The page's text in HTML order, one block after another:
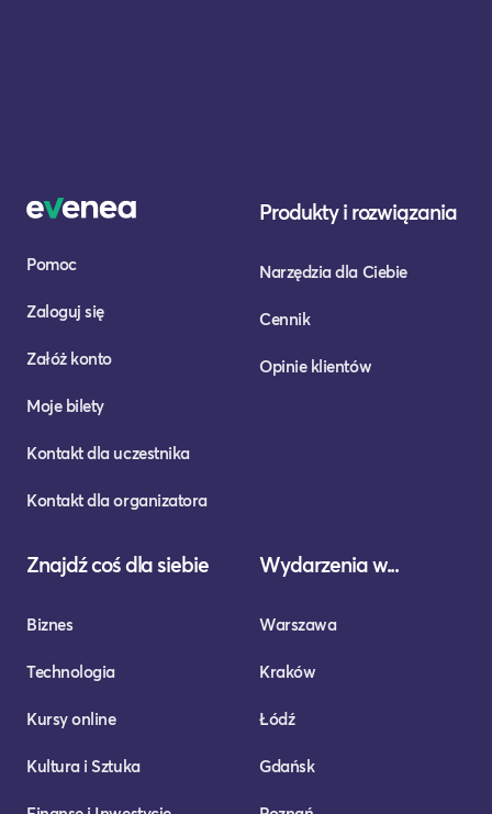
Pomoc
Zaloguj się
Załóż konto
Moje bilety
Kontakt dla uczestnika
Kontakt dla organizatora
Produkty i rozwiązania
Narzędzia dla Ciebie
Cennik
Opinie klientów
Znajdź coś dla siebie
Biznes
Technologia
Kursy online
Kultura i Sztuka
Wydarzenia w...
Warszawa
Kraków
Łódź
Gdańsk